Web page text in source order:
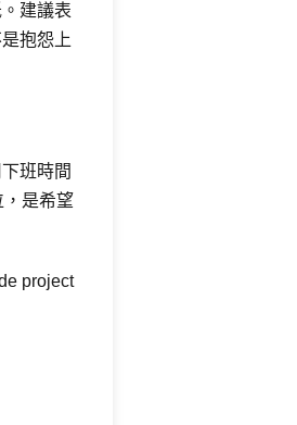
建議表
抱怨上
班時間
是希望
project